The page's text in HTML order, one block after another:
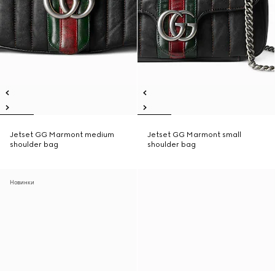
Jetset GG Marmont medium
shoulder bag
Jetset GG Marmont small
shoulder bag
Новинки